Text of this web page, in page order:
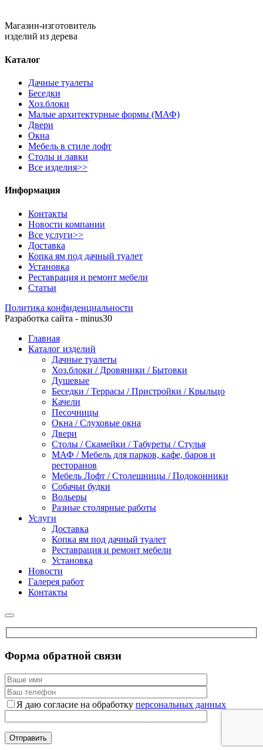
Магазин-изготовитель
изделий из дерева
Каталог
Дачные туалеты
Беседки
Хоз.блоки
Малые архитектурные формы (МАФ)
Двери
Окна
Мебель в стиле лофт
Столы и лавки
Все изделия>>
Информация
Контакты
Новости компании
Все услуги>>
Доставка
Копка ям под дачный туалет
Установка
Реставрация и ремонт мебели
Статьи
Политика конфиденциальности
Разработка сайта - minus30
Главная
Каталог изделий
Дачные туалеты
Хоз.блоки / Дровяники / Бытовки
Душевые
Беседки / Террасы / Пристройки / Крыльцо
Качели
Песочницы
Окна / Слуховые окна
Двери
Столы / Скамейки / Табуреты / Стулья
МАФ / Мебель для парков, кафе, баров и
ресторанов
Мебель Лофт / Столешницы / Подоконники
Собачьи будки
Вольеры
Разные столярные работы
Услуги
Доставка
Копка ям под дачный туалет
Реставрация и ремонт мебели
Установка
Новости
Галерея работ
Контакты
Форма обратной связи
Я даю согласие на обработку персональных данных